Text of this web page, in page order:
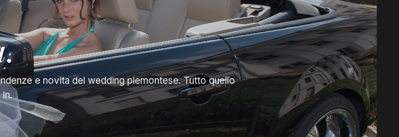
.
e novita del wedding piemontese. Tutto quello